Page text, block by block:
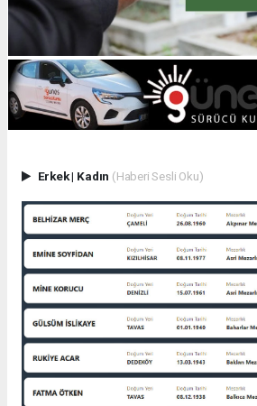
Erkek| Kadın (Haberi Sesli Oku)